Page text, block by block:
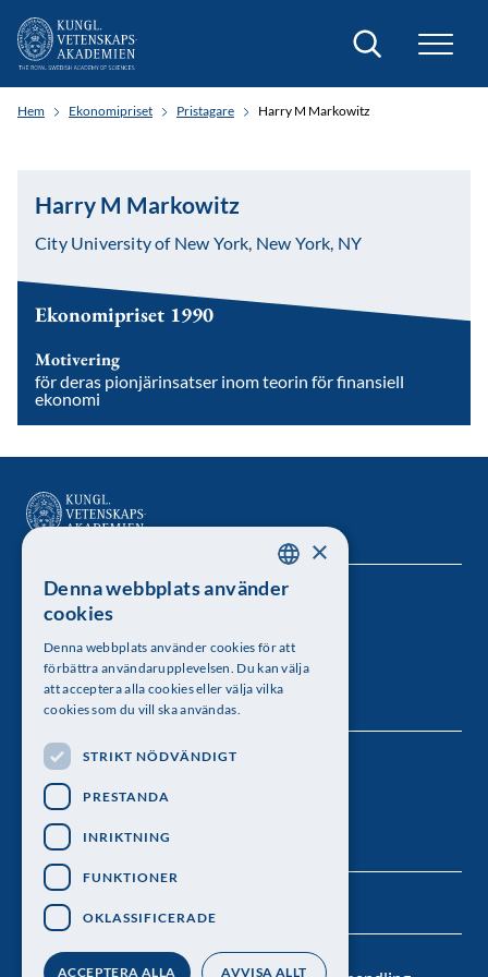
Sök
Hem Ekonomipriset Pristagare Harry M Markowitz
Harry M Markowitz
City University of New York, New York, NY
Ekonomipriset 1990
Motivering
för deras pionjärinsatser inom teorin för finansiell
ekonomi
Kungl. Vetenskapsakademien
Besöksadress: Lilla Frescativägen 4A
Telefon: 08-673 95 00
Följ oss
SWEDISH
×
Denna webbplats använder
cookies
Denna webbplats använder cookies för att
förbättra användarupplevelsen. Du kan välja
att acceptera alla cookies eller välja vilka
cookies som du vill ska användas.
STRIKT NÖDVÄNDIGT
PRESTANDA
INRIKTNING
FUNKTIONER
OKLASSIFICERADE
ACCEPTERA ALLA AVVISA ALLT